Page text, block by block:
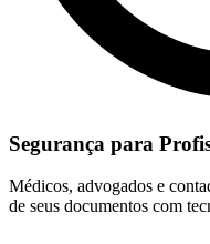
Segurança para
Médicos, advogados e
de seus documentos com